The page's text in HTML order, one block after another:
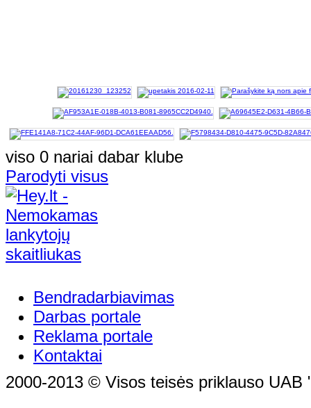
viso 0 nariai dabar klube
Parodyti visus
Bendradarbiavimas
Darbas portale
Reklama portale
Kontaktai
2000-2013 © Visos teisės priklauso UAB